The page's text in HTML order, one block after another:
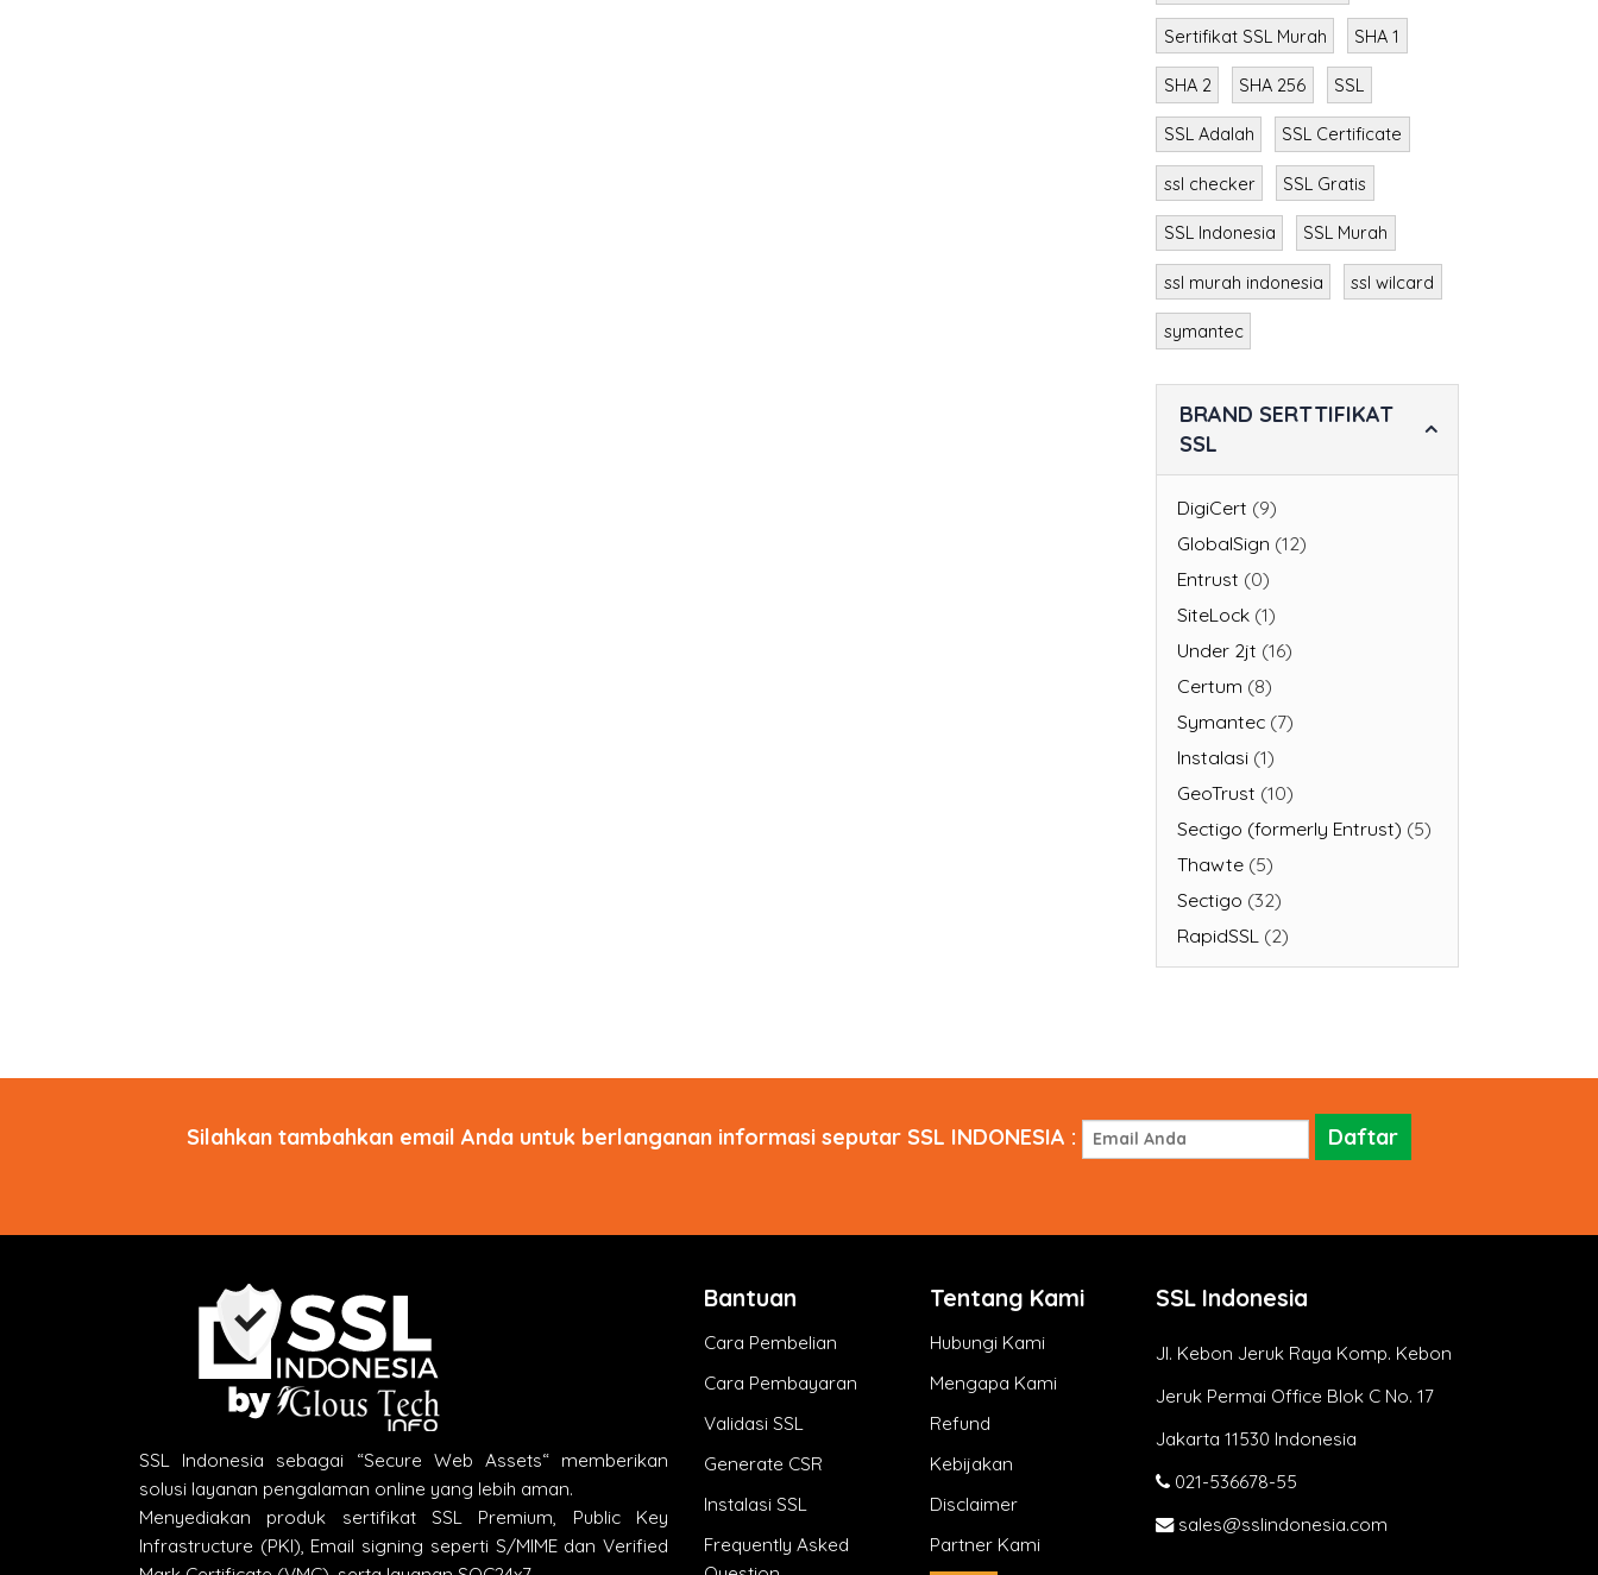
Sertifikat SSL Murah SHA 1
SHA 2 SHA 256 SSL
SSL Adalah SSL Certificate
ssl checker SSL Gratis
SSL Indonesia SSL Murah
ssl murah indonesia ssl wilcard
symantec
BRAND SERTTIFIKAT
SSL
DigiCert (9)
GlobalSign (12)
Entrust (0)
SiteLock (1)
Under 2jt (16)
Certum (8)
Symantec (7)
Instalasi (1)
GeoTrust (10)
Sectigo (formerly Entrust) (5)
Thawte (5)
Sectigo (32)
RapidSSL (2)
Silahkan tambahkan email Anda untuk berlanganan informasi seputar SSL INDONESIA :
SSL Indonesia sebagai “Secure Web Assets“ memberikan
solusi layanan pengalaman online yang lebih aman.
Menyediakan produk sertifikat SSL Premium, Public Key
Infrastructure (PKI), Email signing seperti S/MIME dan Verified
Bantuan
Cara Pembelian
Cara Pembayaran
Validasi SSL
Generate CSR
Instalasi SSL
Frequently Asked
Tentang Kami
Hubungi Kami
Mengapa Kami
Refund
Kebijakan
Disclaimer
Partner Kami
SSL Indonesia
Jl. Kebon Jeruk Raya Komp. Kebon
Jeruk Permai Office Blok C No. 17
Jakarta 11530 Indonesia
021-536678-55
sales@sslindonesia.com